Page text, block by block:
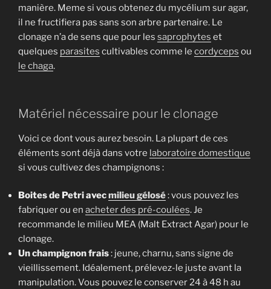
manière. Meme si vous obtenez du mycélium sur agar,
il ne fructifiera pas sans son arbre partenaire. Le
clonage n’a de sens que pour les saprophytes et
quelques parasites cultivables comme le cordyceps ou
le chaga.
Matériel nécessaire pour le clonage
Voici ce dont vous aurez besoin. La plupart de ces
éléments sont déjà dans votre laboratoire domestique
si vous cultivez des champignons :
Boites de Petri avecmilieu gélosé: vous pouvez les
fabriquer ou en acheter des pré-coulées. Je
recommande le milieu MEA (Malt Extract Agar) pour le
clonage.
Un champignon frais: jeune, charnu, sans signe de
vieillissement. Idéalement, prélevez-le juste avant la
manipulation. Vous pouvez le conserver 24 à 48 h au